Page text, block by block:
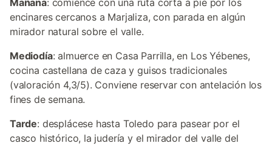
Mañana: comience con una ruta corta a pie por los
encinares cercanos a Marjaliza, con parada en algún
mirador natural sobre el valle.
Mediodía: almuerce en Casa Parrilla, en Los Yébenes,
cocina castellana de caza y guisos tradicionales
(valoración 4,3/5). Conviene reservar con antelación los
fines de semana.
Tarde: desplácese hasta Toledo para pasear por el
casco histórico, la judería y el mirador del valle del